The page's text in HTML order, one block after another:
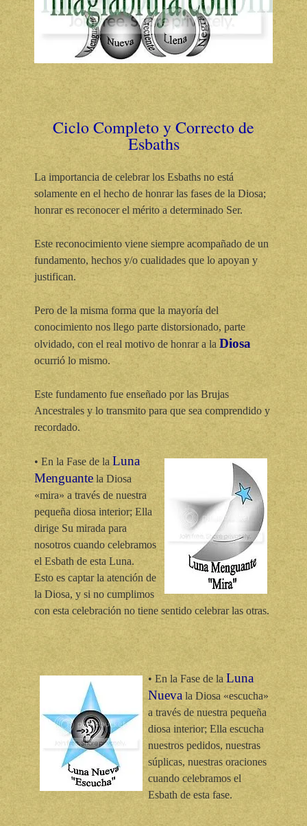
Ciclo Completo y Correcto de
Esbaths
La importancia de celebrar los Esbaths no está
solamente en el hecho de honrar las fases de la Diosa;
honrar es reconocer el mérito a determinado Ser.
Este reconocimiento viene siempre acompañado de un
fundamento, hechos y/o cualidades que lo apoyan y
justifican.
Pero de la misma forma que la mayoría del
conocimiento nos llego parte distorsionado, parte
olvidado, con el real motivo de honrar a la Diosa
ocurrió lo mismo.
Este fundamento fue enseñado por las Brujas
Ancestrales y lo transmito para que sea comprendido y
recordado.
• En la Fase de la Luna
Menguantela Diosa
«mira» a través de nuestra
pequeña diosa interior; Ella
dirige Su mirada para
nosotros cuando celebramos
el Esbath de esta Luna.
Esto es captar la atención de
la Diosa, y si no cumplimos
con esta celebración no tiene sentido celebrar las otras.
• En la Fase de la Luna
Nueva la Diosa «escucha»
a través de nuestra pequeña
diosa interior; Ella escucha
nuestros pedidos, nuestras
súplicas, nuestras oraciones
cuando celebramos el
Esbath de esta fase.